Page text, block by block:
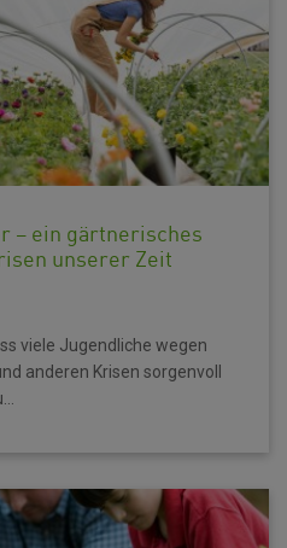
– ein gärtnerisches
unserer Zeit
viele Jugendliche wegen
anderen Krisen sorgenvoll